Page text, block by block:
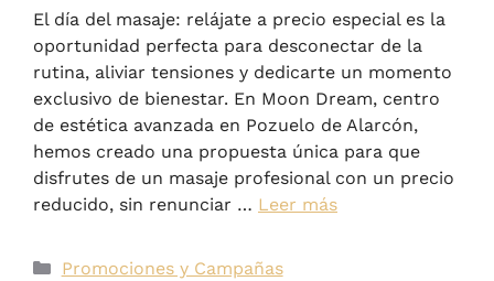
El día del masaje: relájate a precio especial es la
oportunidad perfecta para desconectar de la
rutina, aliviar tensiones y dedicarte un momento
exclusivo de bienestar. En Moon Dream, centro
de estética avanzada en Pozuelo de Alarcón,
hemos creado una propuesta única para que
disfrutes de un masaje profesional con un precio
reducido, sin renunciar … Leer más
Promociones y Campañas